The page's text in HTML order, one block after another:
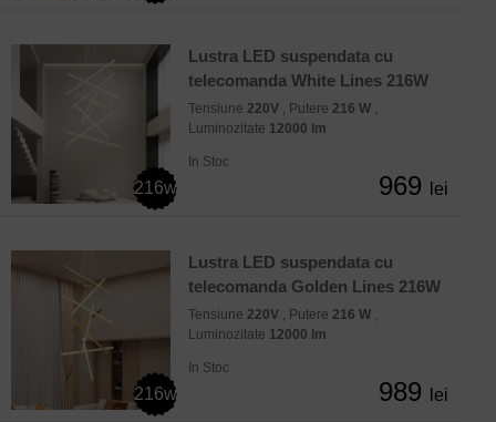
216w
Lustra LED suspendata cu
telecomanda White Lines 216W
Tensiune 220V , Putere 216 W ,
Luminozitate 12000 lm
In Stoc
969 lei
216w
Lustra LED suspendata cu
telecomanda Golden Lines 216W
Tensiune 220V , Putere 216 W ,
Luminozitate 12000 lm
In Stoc
989 lei